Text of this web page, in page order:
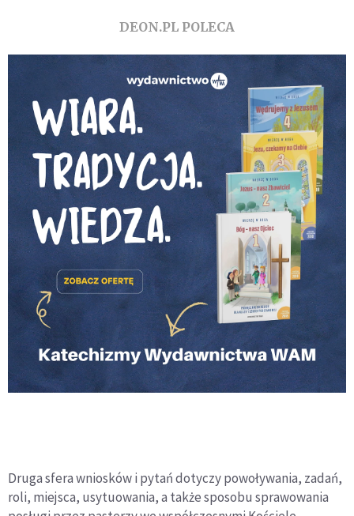
DEON.PL POLECA
Druga sfera wniosków i pytań dotyczy powoływania, zadań,
roli, miejsca, usytuowania, a także sposobu sprawowania